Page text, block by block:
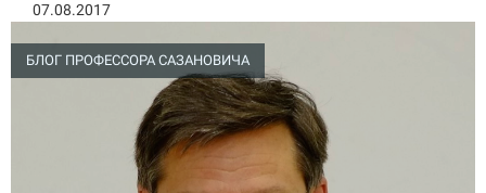
07.08.2017
БЛОГ ПРОФЕССОРА САЗАНОВИЧА